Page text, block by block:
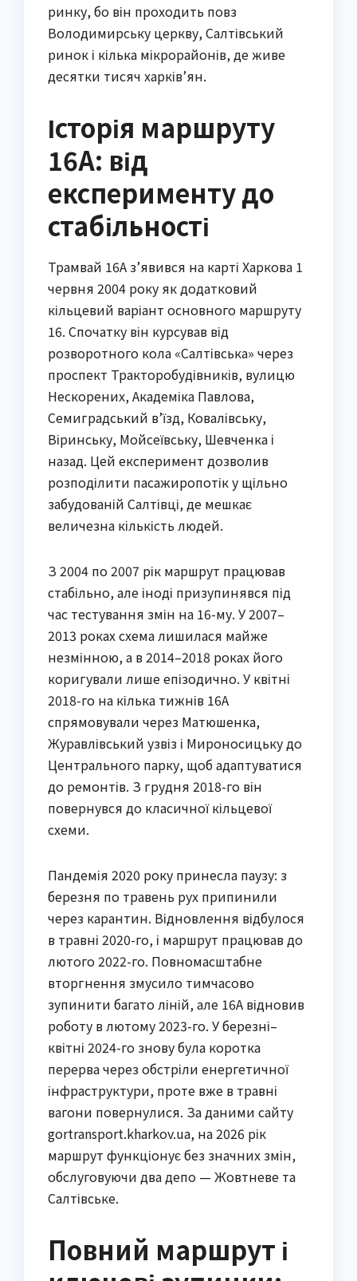
ринку, бо він проходить повз
Володимирську церкву, Салтівський
ринок і кілька мікрорайонів, де живе
десятки тисяч харків’ян.
Історія маршруту
16А: від
експерименту до
стабільності
Трамвай 16А з’явився на карті Харкова 1
червня 2004 року як додатковий
кільцевий варіант основного маршруту
16. Спочатку він курсував від
розворотного кола «Салтівська» через
проспект Тракторобудівників, вулицю
Нескорених, Академіка Павлова,
Семиградський в’їзд, Ковалівську,
Віринську, Мойсеївську, Шевченка і
назад. Цей експеримент дозволив
розподілити пасажиропотік у щільно
забудованій Салтівці, де мешкає
величезна кількість людей.
З 2004 по 2007 рік маршрут працював
стабільно, але іноді призупинявся під
час тестування змін на 16-му. У 2007–
2013 роках схема лишилася майже
незмінною, а в 2014–2018 роках його
коригували лише епізодично. У квітні
2018-го на кілька тижнів 16А
спрямовували через Матюшенка,
Журавлівський узвіз і Мироносицьку до
Центрального парку, щоб адаптуватися
до ремонтів. З грудня 2018-го він
повернувся до класичної кільцевої
схеми.
Пандемія 2020 року принесла паузу: з
березня по травень рух припинили
через карантин. Відновлення відбулося
в травні 2020-го, і маршрут працював до
лютого 2022-го. Повномасштабне
вторгнення змусило тимчасово
зупинити багато ліній, але 16А відновив
роботу в лютому 2023-го. У березні–
квітні 2024-го знову була коротка
перерва через обстріли енергетичної
інфраструктури, проте вже в травні
вагони повернулися. За даними сайту
gortransport.kharkov.ua, на 2026 рік
маршрут функціонує без значних змін,
обслуговуючи два депо — Жовтневе та
Салтівське.
Повний маршрут і